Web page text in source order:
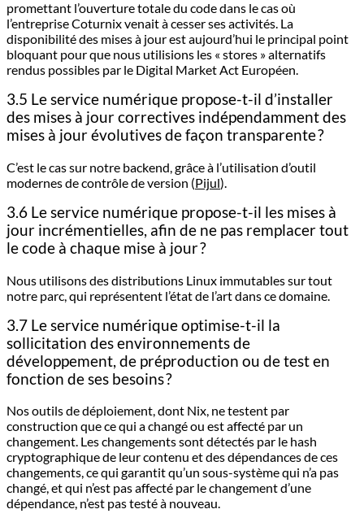
promettant l’ouverture totale du code dans le cas où
l’entreprise Coturnix venait à cesser ses activités. La
disponibilité des mises à jour est aujourd’hui le principal point
bloquant pour que nous utilisions les « stores » alternatifs
rendus possibles par le Digital Market Act Européen.
3.5 Le service numérique propose-t-il d’installer
des mises à jour correctives indépendamment des
mises à jour évolutives de façon transparente ?
C’est le cas sur notre backend, grâce à l’utilisation d’outil
modernes de contrôle de version (Pijul).
3.6 Le service numérique propose-t-il les mises à
jour incrémentielles, afin de ne pas remplacer tout
le code à chaque mise à jour ?
Nous utilisons des distributions Linux immutables sur tout
notre parc, qui représentent l’état de l’art dans ce domaine.
3.7 Le service numérique optimise-t-il la
sollicitation des environnements de
développement, de préproduction ou de test en
fonction de ses besoins ?
Nos outils de déploiement, dont Nix, ne testent par
construction que ce qui a changé ou est affecté par un
changement. Les changements sont détectés par le hash
cryptographique de leur contenu et des dépendances de ces
changements, ce qui garantit qu’un sous-système qui n’a pas
changé, et qui n’est pas affecté par le changement d’une
dépendance, n’est pas testé à nouveau.